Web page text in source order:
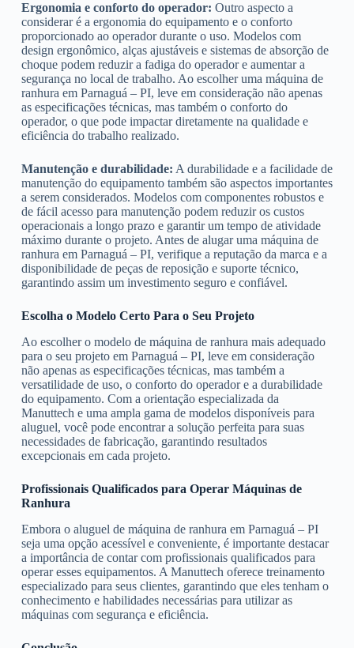
Ergonomia e conforto do operador: Outro aspecto a
considerar é a ergonomia do equipamento e o conforto
proporcionado ao operador durante o uso. Modelos com
design ergonômico, alças ajustáveis e sistemas de absorção de
choque podem reduzir a fadiga do operador e aumentar a
segurança no local de trabalho. Ao escolher uma máquina de
ranhura em Parnaguá – PI, leve em consideração não apenas
as especificações técnicas, mas também o conforto do
operador, o que pode impactar diretamente na qualidade e
eficiência do trabalho realizado.
Manutenção e durabilidade: A durabilidade e a facilidade de
manutenção do equipamento também são aspectos importantes
a serem considerados. Modelos com componentes robustos e
de fácil acesso para manutenção podem reduzir os custos
operacionais a longo prazo e garantir um tempo de atividade
máximo durante o projeto. Antes de alugar uma máquina de
ranhura em Parnaguá – PI, verifique a reputação da marca e a
disponibilidade de peças de reposição e suporte técnico,
garantindo assim um investimento seguro e confiável.
Escolha o Modelo Certo Para o Seu Projeto
Ao escolher o modelo de máquina de ranhura mais adequado
para o seu projeto em Parnaguá – PI, leve em consideração
não apenas as especificações técnicas, mas também a
versatilidade de uso, o conforto do operador e a durabilidade
do equipamento. Com a orientação especializada da
Manuttech e uma ampla gama de modelos disponíveis para
aluguel, você pode encontrar a solução perfeita para suas
necessidades de fabricação, garantindo resultados
excepcionais em cada projeto.
Profissionais Qualificados para Operar Máquinas de
Ranhura
Embora o aluguel de máquina de ranhura em Parnaguá – PI
seja uma opção acessível e conveniente, é importante destacar
a importância de contar com profissionais qualificados para
operar esses equipamentos. A Manuttech oferece treinamento
especializado para seus clientes, garantindo que eles tenham o
conhecimento e habilidades necessárias para utilizar as
máquinas com segurança e eficiência.